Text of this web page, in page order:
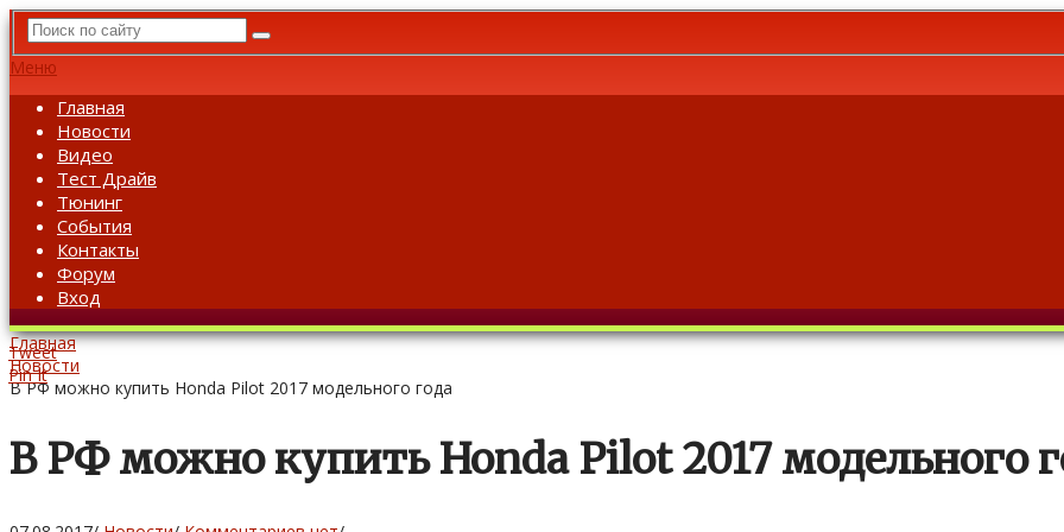
Меню
Главная
Новости
Видео
Тест Драйв
Тюнинг
События
Контакты
Форум
Вход
Главная
Новости
В РФ можно купить Honda Pilot 2017 модельного года
В РФ можно купить Honda Pilot 2017 модельного
Tweet
Pin It